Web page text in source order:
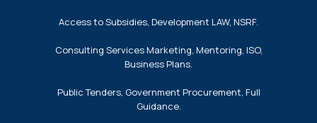
Access to Subsidies, Development LAW, NSRF.
Consulting Services Marketing, Mentoring, ISO,
Business Plans.
Public Tenders, Government Procurement, Full
Guidance.